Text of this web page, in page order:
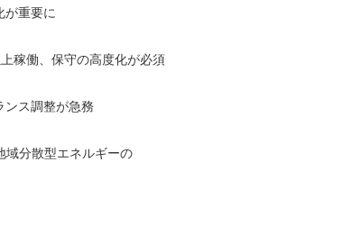
が重要に
稼働、保守の高度化が必須
ンス調整が急務
域分散型エネルギーの